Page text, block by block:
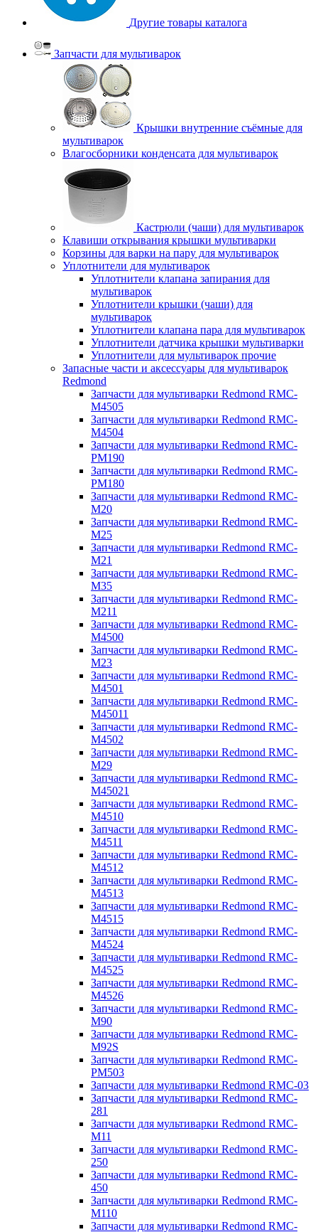
Другие товары каталога
Запчасти для мультиварок
Крышки внутренние съёмные для
мультиварок
Влагосборники конденсата для мультиварок
Кастрюли (чаши) для мультиварок
Клавиши открывания крышки мультиварки
Корзины для варки на пару для мультиварок
Уплотнители для мультиварок
Уплотнители клапана запирания для
мультиварок
Уплотнители крышки (чаши) для
мультиварок
Уплотнители клапана пара для мультиварок
Уплотнители датчика крышки мультиварки
Уплотнители для мультиварок прочие
Запасные части и аксессуары для мультиварок
Redmond
Запчасти для мультиварки Redmond RMC-
M4505
Запчасти для мультиварки Redmond RMC-
M4504
Запчасти для мультиварки Redmond RMC-
PM190
Запчасти для мультиварки Redmond RMC-
PM180
Запчасти для мультиварки Redmond RMC-
M20
Запчасти для мультиварки Redmond RMC-
M25
Запчасти для мультиварки Redmond RMC-
M21
Запчасти для мультиварки Redmond RMC-
M35
Запчасти для мультиварки Redmond RMC-
M211
Запчасти для мультиварки Redmond RMC-
M4500
Запчасти для мультиварки Redmond RMC-
M23
Запчасти для мультиварки Redmond RMC-
M4501
Запчасти для мультиварки Redmond RMC-
M45011
Запчасти для мультиварки Redmond RMC-
M4502
Запчасти для мультиварки Redmond RMC-
M29
Запчасти для мультиварки Redmond RMC-
M45021
Запчасти для мультиварки Redmond RMC-
M4510
Запчасти для мультиварки Redmond RMC-
M4511
Запчасти для мультиварки Redmond RMC-
M4512
Запчасти для мультиварки Redmond RMC-
M4513
Запчасти для мультиварки Redmond RMC-
M4515
Запчасти для мультиварки Redmond RMC-
M4524
Запчасти для мультиварки Redmond RMC-
M4525
Запчасти для мультиварки Redmond RMC-
M4526
Запчасти для мультиварки Redmond RMC-
M90
Запчасти для мультиварки Redmond RMC-
M92S
Запчасти для мультиварки Redmond RMC-
PM503
Запчасти для мультиварки Redmond RMC-03
Запчасти для мультиварки Redmond RMC-
281
Запчасти для мультиварки Redmond RMC-
M11
Запчасти для мультиварки Redmond RMC-
250
Запчасти для мультиварки Redmond RMC-
450
Запчасти для мультиварки Redmond RMC-
M110
Запчасти для мультиварки Redmond RMC-